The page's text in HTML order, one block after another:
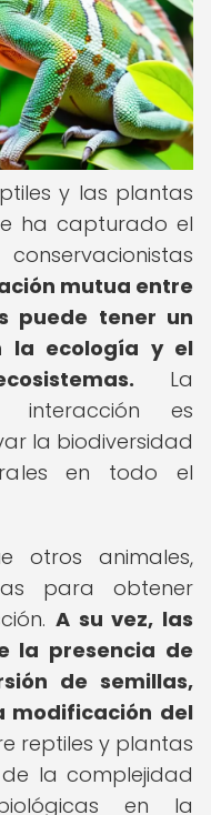
y las plantas
ha capturado el
mutua entre
puede tener un
la ecología y el
La
interacción es
la biodiversidad
en todo el
otros animales,
para obtener
A su vez, las
la presencia de
de semillas,
modificación del
reptiles y plantas
la complejidad
en la